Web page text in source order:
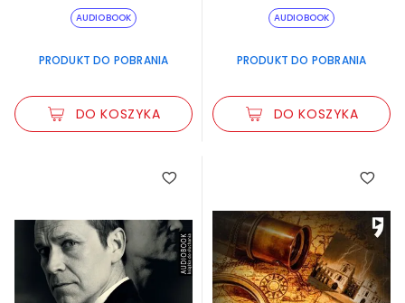
AUDIOBOOK
PRODUKT DO POBRANIA
DO KOSZYKA
AUDIOBOOK
PRODUKT DO POBRANIA
DO KOSZYKA
5.00